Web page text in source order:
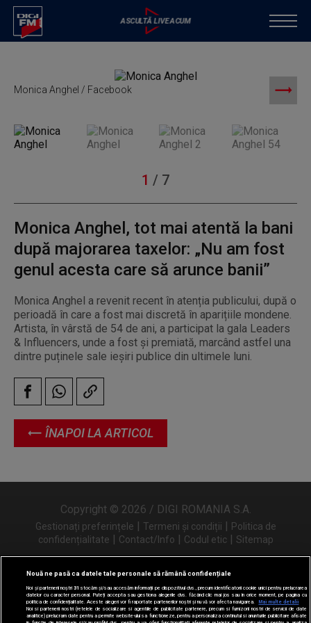
Monica Anghel / Facebook
ÎNAPOI LA ARTICOL
1 / 7
Monica Anghel, tot mai atentă la bani
după majorarea taxelor: „Nu am fost
genul acesta care să arunce banii”
Monica Anghel a revenit recent în atenția publicului, după o
perioadă în care a fost mai discretă în aparițiile mondene.
Artista, în vârstă de 54 de ani, a participat la gala Leaders
& Influencers, unde a fost și premiată, marcând astfel una
dintre puținele sale ieșiri publice din ultimele luni.
Copyright © 2026 / DIGI ROMANIA S.A.
Gestionați preferințele | Termeni și condiții | Politica de
confidențialitate | Contact/Info | Codul etic | Sitemap
Urmărește-ne și pe
Nouă ne pasă ca datele tale personale să rămână confidențiale
Noi și partenerii noștri31 stocăm și/sau accesăm informații pe dispozitivul dvs., precum identificatorii cookie unici pentru prelucrarea
datelor cu caracter personal. Puteți accepta sau gestiona alegerile dvs. făcând clic mai jos sau în orice moment, pe pagina cu
politica de confidențialitate. Aceste alegeri vor fi raportate partenerilor noștri și nu vă vor afecta navigarea.
Mai multe detalii
Noi si partenerii nostri (retelele de socializare si agentiile de publicitate partenere, precum si furnizorii nostri de servicii de date
analitice) prelucram date pentru a permite website-ului sa functioneze, pentru a personaliza continutul si anunturile publicitare afisate